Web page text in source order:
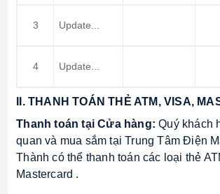
3 Update...
4 Update...
II. THANH TOÁN THẺ ATM, VISA,
Thanh toán tại Cửa hàng: Quý khách
quan và mua sắm tại Trung Tâm Điện
Thành có thể thanh toán các loại thẻ
Mastercard .